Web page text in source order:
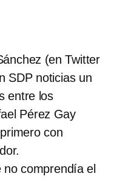
(en Twitter
SDP noticias un
entre los
Pérez Gay
con
comprendía el